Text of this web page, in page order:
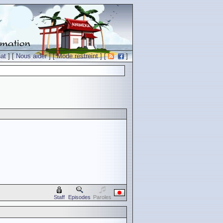
] [Nous aider] [Mode restreint] [ ]
Staff Episodes Paroles